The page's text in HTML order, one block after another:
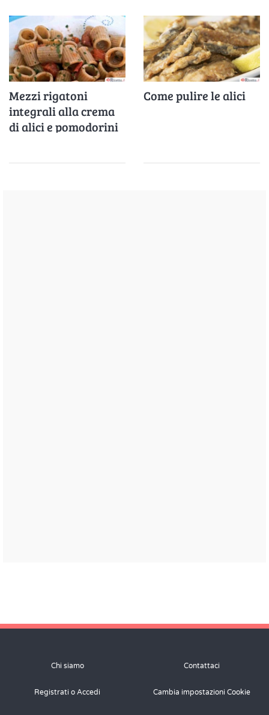
Mezzi rigatoni
integrali alla crema
di alici e pomodorini
Come pulire le alici
Chi siamo Contattaci
Registrati o Accedi Cambia impostazioni Cookie